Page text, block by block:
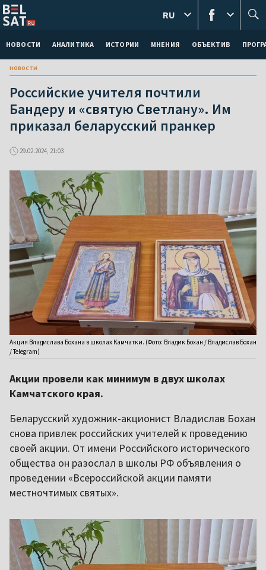
НОВОСТИ АНАЛИТИКА ИСТОРИИ МНЕНИЯ ОБЪЕКТИВ
RU
новости
Российские учителя почтили
Бандеру и «святую Светлану». Им
приказал беларусский пранкер
29.02.2024, 21:03
Акция Владислава Бохана в школах Камчатки. (Фото: Владик Бохан / Владислав Бохан
/ Telegram)
Акции провели как минимум в двух школах
Камчатского края.
Беларусский художник-акционист Владислав Бохан
снова привлек российских учителей к проведению
своей акции. От имени Российского исторического
общества он разослал в школы РФ объявления о
проведении «Всероссийской акции памяти
местночтимых святых».